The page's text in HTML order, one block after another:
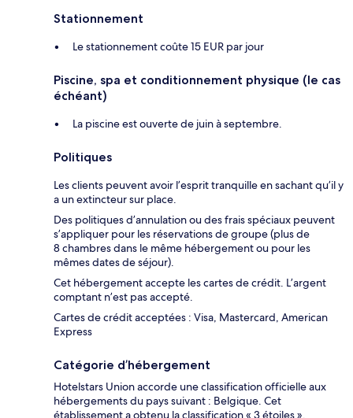
Stationnement
Le stationnement coûte 15 EUR par jour
Piscine, spa et conditionnement physique (le cas
échéant)
La piscine est ouverte de juin à septembre.
Politiques
Les clients peuvent avoir l’esprit tranquille en sachant qu’il y
a un extincteur sur place.
Des politiques d’annulation ou des frais spéciaux peuvent
s’appliquer pour les réservations de groupe (plus de
8 chambres dans le même hébergement ou pour les
mêmes dates de séjour).
Cet hébergement accepte les cartes de crédit. L’argent
comptant n’est pas accepté.
Cartes de crédit acceptées : Visa, Mastercard, American
Express
Catégorie d’hébergement
Hotelstars Union accorde une classification officielle aux
hébergements du pays suivant : Belgique. Cet
établissement a obtenu la classification « 3 étoiles ».